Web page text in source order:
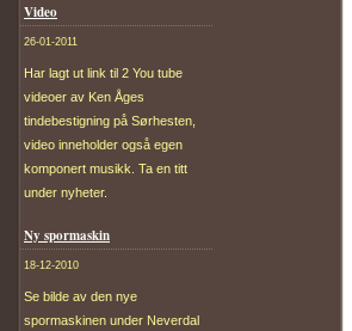
Video
26-01-2011
Har lagt ut link til 2 You tube
videoer av Ken Åges
tindebestigning på Sørhesten,
video inneholder også egen
komponert musikk. Ta en titt
under nyheter.
Ny spormaskin
18-12-2010
Se bilde av den nye
spormaskinen under Neverdal